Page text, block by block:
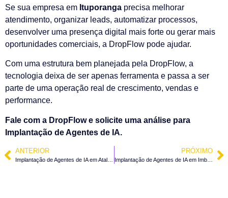
Se sua empresa em Ituporanga precisa melhorar
atendimento, organizar leads, automatizar processos,
desenvolver uma presença digital mais forte ou gerar mais
oportunidades comerciais, a DropFlow pode ajudar.
Com uma estrutura bem planejada pela DropFlow, a
tecnologia deixa de ser apenas ferramenta e passa a ser
parte de uma operação real de crescimento, vendas e
performance.
Fale com a DropFlow e solicite uma análise para
Implantação de Agentes de IA.
ANTERIOR PRÓXIMO
Implantação de Agentes de IA em Imbuia – SC